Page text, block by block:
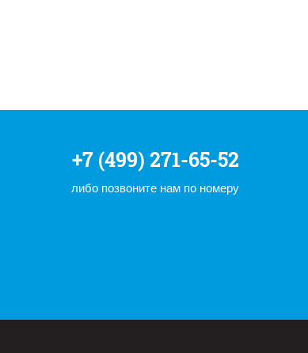
+7 (499) 271-65-52
либо позвоните нам по номеру